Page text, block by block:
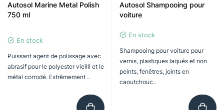
Autosol Marine Metal Polish
750 ml
En stock
Puissant agent de polissage avec
abrasif pour le polyester vieilli et le
métal corrodé. Extrêmement ..
Autosol Shampooing pour
voiture
En stock
Shampooing pour voiture pour
vernis, plastiques laqués et non
peints, fenêtres, joints en
caoutchouc..